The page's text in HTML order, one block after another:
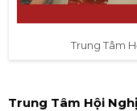
Trung Tâm
Trung Tâm Hội